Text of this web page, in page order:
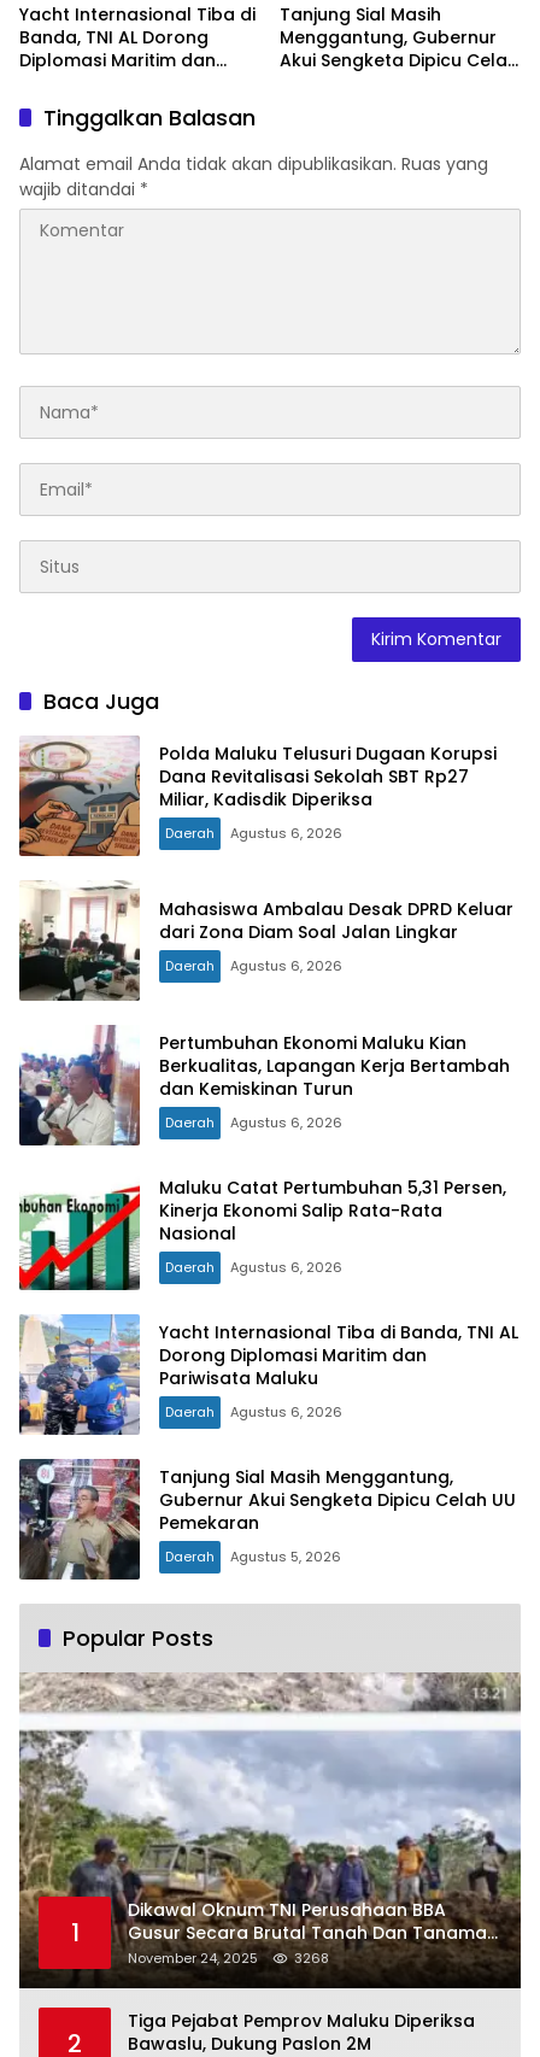
Yacht Internasional Tiba di
Banda, TNI AL Dorong
Diplomasi Maritim dan
Tanjung Sial Masih
Menggantung, Gubernur
Akui Sengketa Dipicu Celah
Tinggalkan Balasan
Alamat email Anda tidak akan dipublikasikan. Ruas yang
wajib ditandai *
Baca Juga
Polda Maluku Telusuri Dugaan Korupsi
Dana Revitalisasi Sekolah SBT Rp27
Miliar, Kadisdik Diperiksa
Daerah Agustus 6, 2026
Mahasiswa Ambalau Desak DPRD Keluar
dari Zona Diam Soal Jalan Lingkar
Daerah Agustus 6, 2026
Pertumbuhan Ekonomi Maluku Kian
Berkualitas, Lapangan Kerja Bertambah
dan Kemiskinan Turun
Daerah Agustus 6, 2026
Maluku Catat Pertumbuhan 5,31 Persen,
Kinerja Ekonomi Salip Rata-Rata
Nasional
Daerah Agustus 6, 2026
Yacht Internasional Tiba di Banda, TNI AL
Dorong Diplomasi Maritim dan
Pariwisata Maluku
Daerah Agustus 6, 2026
Tanjung Sial Masih Menggantung,
Gubernur Akui Sengketa Dipicu Celah UU
Pemekaran
Daerah Agustus 5, 2026
Popular Posts
1
Dikawal Oknum TNI Perusahaan BBA
Gusur Secara Brutal Tanah Dan Tanaman
Warga, Akademisi Unpatti Minta Pangdam
Tertibkan Anggotanya
November 24, 2025 3268
2
Tiga Pejabat Pemprov Maluku Diperiksa
Bawaslu, Dukung Paslon 2M